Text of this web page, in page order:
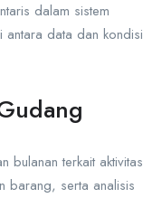
dalam sistem
antara data dan kondisi
bulanan terkait aktivitas
barang, serta analisis